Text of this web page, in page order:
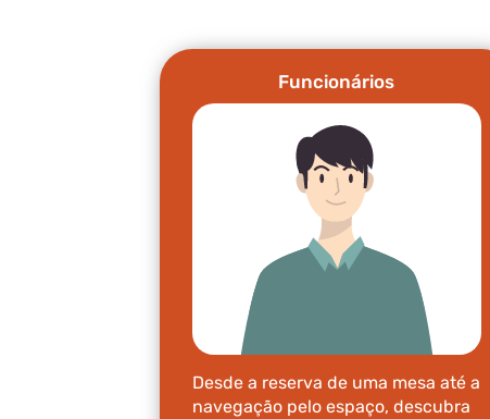
Funcionários
Desde a reserva de uma mesa até a
navegação pelo espaço, descubra